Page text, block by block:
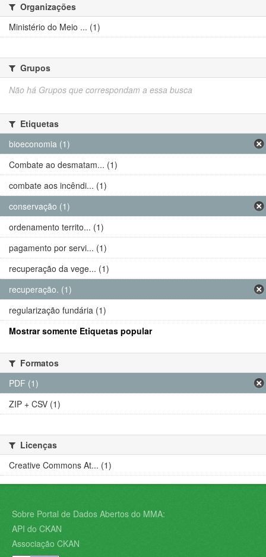
Organizações
Ministério do Meio ... (1)
Grupos
Não há Grupos que correspondam a essa busca
Etiquetas
bioeconomia (1)
Combate ao desmatam... (1)
combate aos incêndi... (1)
conservação (1)
ordenamento territo... (1)
pagamento por servi... (1)
recuperação da vege... (1)
recuperação. (1)
regularização fundária (1)
Mostrar somente Etiquetas popular
Formatos
PDF (1)
ZIP + CSV (1)
Licenças
Creative Commons At... (1)
Sobre Portal de Dados Abertos do MMA:
API do CKAN
Associação CKAN